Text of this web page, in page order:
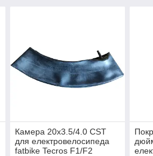
Камера 20х3.5/4.0 CST
для електровелосипеда
fatbike Tecros F1/F2